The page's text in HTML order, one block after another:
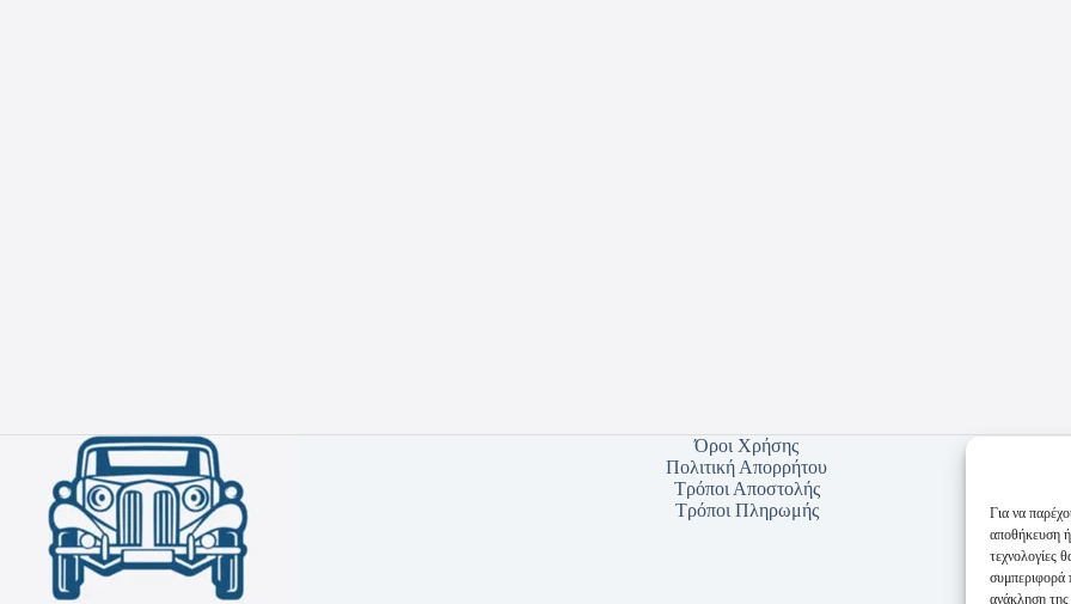
Για να
αποθήκευση
τεχνολογίες
συμπεριφορά
ανάκληση της
Όροι Χρήσης
Πολιτική Απορρήτου
Τρόποι Αποστολής
Τρόποι Πληρωμής